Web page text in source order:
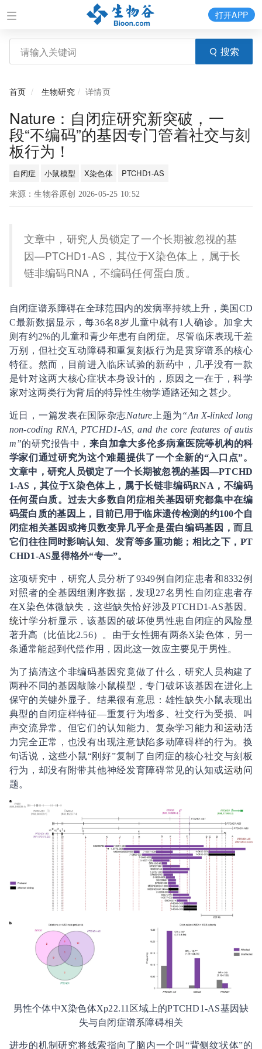
搜索
打开APP
首页 生物研究 详情页
Nature：自闭症研究新突破，一
段“不编码”的基因专门管着社交与刻
板行为！
自闭症 小鼠模型 X染色体 PTCHD1-AS
来源：生物谷原创 2026-05-25 10:52
文章中，研究人员锁定了一个长期被忽视的基
因—PTCHD1-AS，其位于X染色体上，属于长
链非编码RNA，不编码任何蛋白质。
自闭症谱系障碍在全球范围内的发病率持续上升，美国CD
C最新数据显示，每36名8岁儿童中就有1人确诊。加拿大
则有约2%的儿童和青少年患有自闭症。尽管临床表现千差
万别，但社交互动障碍和重复刻板行为是贯穿谱系的核心
特征。然而，目前进入临床试验的新药中，几乎没有一款
是针对这两大核心症状本身设计的，原因之一在于，科学
家对这两类行为背后的特异性生物学通路还知之甚少。
近日，一篇发表在国际杂志Nature 上题为“An X-linked long
non-coding RNA, PTCHD1-AS, and the core features of autis
m”的研究报告中， 来自加拿大多伦多病童医院等机构的科
学家们通过研究为这个难题提供了一个全新的“入口点”。
文章中，研究人员锁定了一个长期被忽视的基因—PTCHD
1-AS，其位于X染色体上，属于长链非编码RNA，不编码
任何蛋白质。过去大多数自闭症相关基因研究都集中在编
码蛋白质的基因上，目前已用于临床遗传检测的约100个自
闭症相关基因或拷贝数变异几乎全是蛋白编码基因，而且
它们往往同时影响认知、发育等多重功能；相比之下，PT
CHD1-AS显得格外“专一”。
这项研究中，研究人员分析了9349例自闭症患者和8332例
对照者的全基因组测序数据，发现27名男性自闭症患者存
在X染色体微缺失，这些缺失恰好涉及PTCHD1-AS基因。
统计学分析显示，该基因的破坏使男性患自闭症的风险显
著升高（比值比2.56）。由于女性拥有两条X染色体，另一
条通常能起到代偿作用，因此这一效应主要见于男性。
为了搞清这个非编码基因究竟做了什么，研究人员构建了
两种不同的基因敲除小鼠模型，专门破坏该基因在进化上
保守的关键外显子。结果很有意思：雄性缺失小鼠表现出
典型的自闭症样特征—重复行为增多、社交行为受损、叫
声交流异常。但它们的认知能力、复杂学习能力和运动活
力完全正常，也没有出现注意缺陷多动障碍样的行为。换
句话说，这些小鼠“刚好”复制了自闭症的核心社交与刻板
行为，却没有附带其他神经发育障碍常见的认知或运动问
题。
男性个体中X染色体Xp22.11区域上的PTCHD1-AS基因缺
失与自闭症谱系障碍相关
进步的机制研究将线索指向了脑内一个叫“背侧纹状体”的